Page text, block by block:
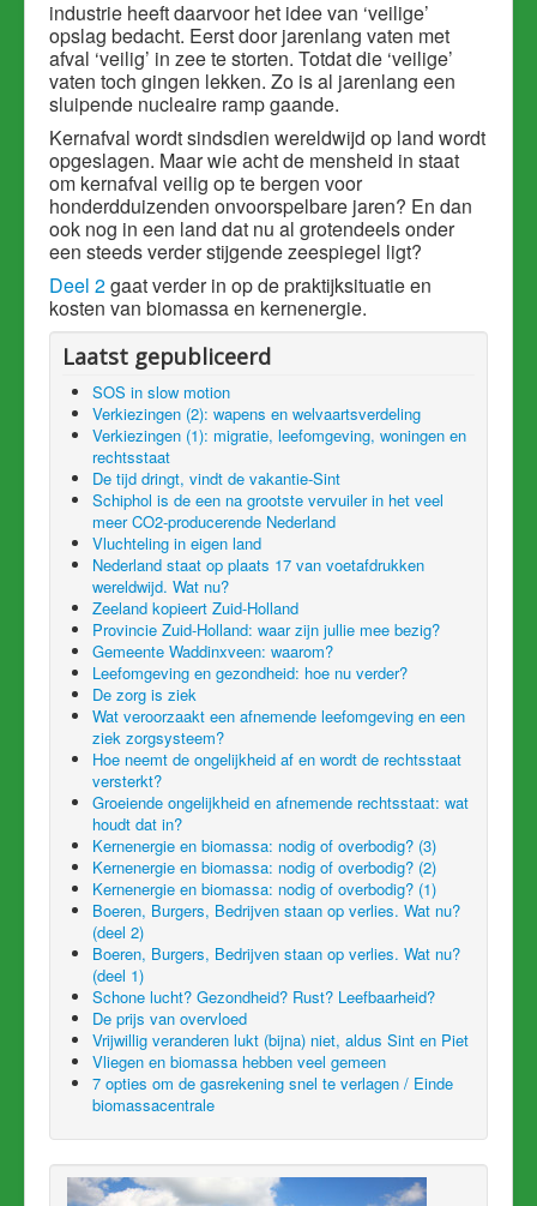
industrie heeft daarvoor het idee van ‘veilige’
opslag bedacht. Eerst door jarenlang vaten met
afval ‘veilig’ in zee te storten. Totdat die ‘veilige’
vaten toch gingen lekken. Zo is al jarenlang een
sluipende nucleaire ramp gaande.
Kernafval wordt sindsdien wereldwijd op land wordt
opgeslagen. Maar wie acht de mensheid in staat
om kernafval veilig op te bergen voor
honderdduizenden onvoorspelbare jaren? En dan
ook nog in een land dat nu al grotendeels onder
een steeds verder stijgende zeespiegel ligt?
Deel 2gaat verder in op de praktijksituatie en
kosten van biomassa en kernenergie.
Laatst gepubliceerd
SOS in slow motion
Verkiezingen (2): wapens en welvaartsverdeling
Verkiezingen (1): migratie, leefomgeving, woningen en
rechtsstaat
De tijd dringt, vindt de vakantie-Sint
Schiphol is de een na grootste vervuiler in het veel
meer CO2-producerende Nederland
Vluchteling in eigen land
Nederland staat op plaats 17 van voetafdrukken
wereldwijd. Wat nu?
Zeeland kopieert Zuid-Holland
Provincie Zuid-Holland: waar zijn jullie mee bezig?
Gemeente Waddinxveen: waarom?
Leefomgeving en gezondheid: hoe nu verder?
De zorg is ziek
Wat veroorzaakt een afnemende leefomgeving en een
ziek zorgsysteem?
Hoe neemt de ongelijkheid af en wordt de rechtsstaat
versterkt?
Groeiende ongelijkheid en afnemende rechtsstaat: wat
houdt dat in?
Kernenergie en biomassa: nodig of overbodig? (3)
Kernenergie en biomassa: nodig of overbodig? (2)
Kernenergie en biomassa: nodig of overbodig? (1)
Boeren, Burgers, Bedrijven staan op verlies. Wat nu?
(deel 2)
Boeren, Burgers, Bedrijven staan op verlies. Wat nu?
(deel 1)
Schone lucht? Gezondheid? Rust? Leefbaarheid?
De prijs van overvloed
Vrijwillig veranderen lukt (bijna) niet, aldus Sint en Piet
Vliegen en biomassa hebben veel gemeen
7 opties om de gasrekening snel te verlagen / Einde
biomassacentrale